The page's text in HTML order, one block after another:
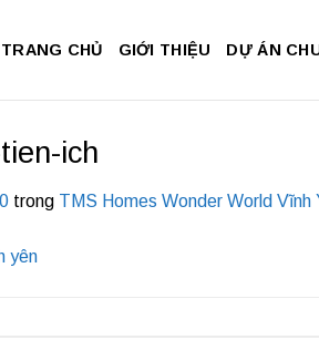
TRANG CHỦ GIỚI THIỆU DỰ ÁN
ich
trong TMS Homes Wonder World Vĩnh